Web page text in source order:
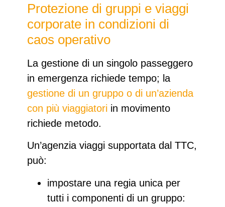
Protezione di gruppi e viaggi
corporate in condizioni di
caos operativo
La gestione di un singolo passeggero
in emergenza richiede tempo; la
gestione di un gruppo o di un’azienda
con più viaggiatori in movimento
richiede metodo.​
Un’agenzia viaggi supportata dal TTC,
può:
impostare una regia unica per
tutti i componenti di un gruppo: